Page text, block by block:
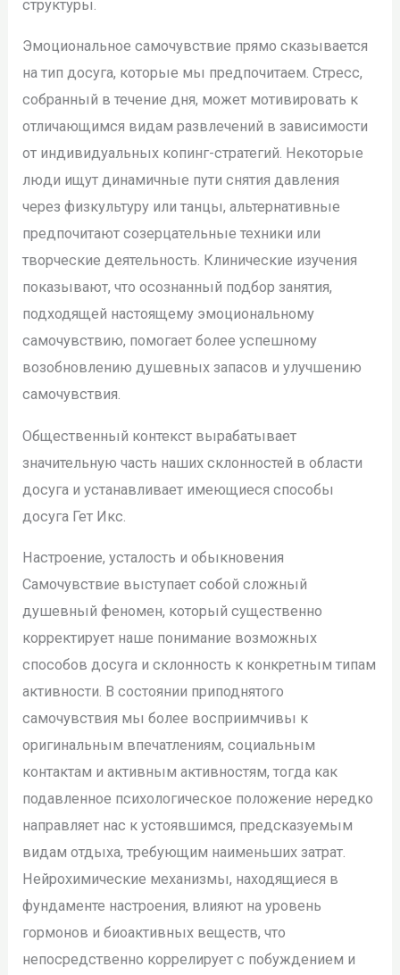
структуры.
Эмоциональное самочувствие прямо сказывается
на тип досуга, которые мы предпочитаем. Стресс,
собранный в течение дня, может мотивировать к
отличающимся видам развлечений в зависимости
от индивидуальных копинг-стратегий. Некоторые
люди ищут динамичные пути снятия давления
через физкультуру или танцы, альтернативные
предпочитают созерцательные техники или
творческие деятельность. Клинические изучения
показывают, что осознанный подбор занятия,
подходящей настоящему эмоциональному
самочувствию, помогает более успешному
возобновлению душевных запасов и улучшению
самочувствия.
Общественный контекст вырабатывает
значительную часть наших склонностей в области
досуга и устанавливает имеющиеся способы
досуга Гет Икс.
Настроение, усталость и обыкновения
Самочувствие выступает собой сложный
душевный феномен, который существенно
корректирует наше понимание возможных
способов досуга и склонность к конкретным типам
активности. В состоянии приподнятого
самочувствия мы более восприимчивы к
оригинальным впечатлениям, социальным
контактам и активным активностям, тогда как
подавленное психологическое положение нередко
направляет нас к устоявшимся, предсказуемым
видам отдыха, требующим наименьших затрат.
Нейрохимические механизмы, находящиеся в
фундаменте настроения, влияют на уровень
гормонов и биоактивных веществ, что
непосредственно коррелирует с побуждением и